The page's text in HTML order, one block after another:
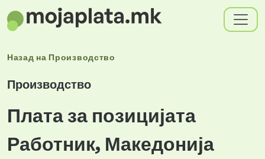
Назад на Производство
Производство
Плата за позицијата
Работник, Македонија